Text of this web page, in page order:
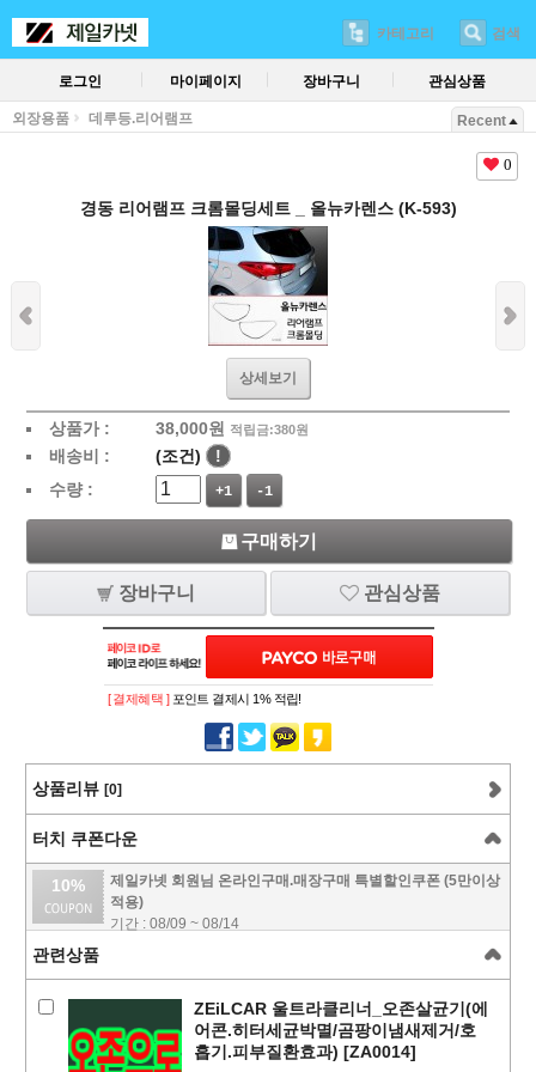
카테고리 검색
로그인 마이페이지 장바구니 관심상품
외장용품 데루등.리어램프 Recent
0
경동 리어램프 크롬몰딩세트 _ 올뉴카렌스 (K-593)
상세보기
상품가 : 38,000원 적립금:380원
배송비 : (조건)
!
수량 :
+1 -1
구매하기
장바구니 관심상품
[ 결제혜택 ] 포인트 결제시 1% 적립!
상품리뷰 [0]
터치 쿠폰다운
10%
제일카넷 회원님 온라인구매.매장구매 특별할인쿠폰 (5만이상
적용)
기간 : 08/09 ~ 08/14
관련상품
ZEiLCAR 울트라클리너_오존살균기(에
어콘.히터세균박멸/곰팡이냄새제거/호
흡기.피부질환효과) [ZA0014]